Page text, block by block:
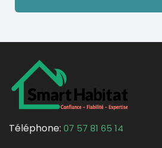
Téléphone: 07 57 81 65 14